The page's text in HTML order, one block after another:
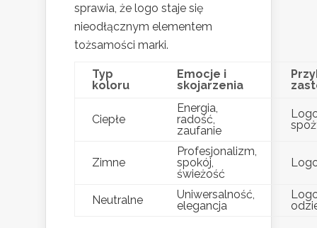
sprawia, że logo staje się
nieodłącznym elementem
tożsamości marki.
Typ
koloru
Emocje i
skojarzenia
Ciepłe
Energia,
radość,
zaufanie
Zimne
Profesjonalizm,
spokój,
świeżość
Neutralne
Uniwersalność,
elegancja